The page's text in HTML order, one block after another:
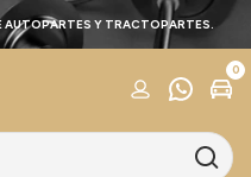
AUTOPARTES Y TRACTOPARTES.
0